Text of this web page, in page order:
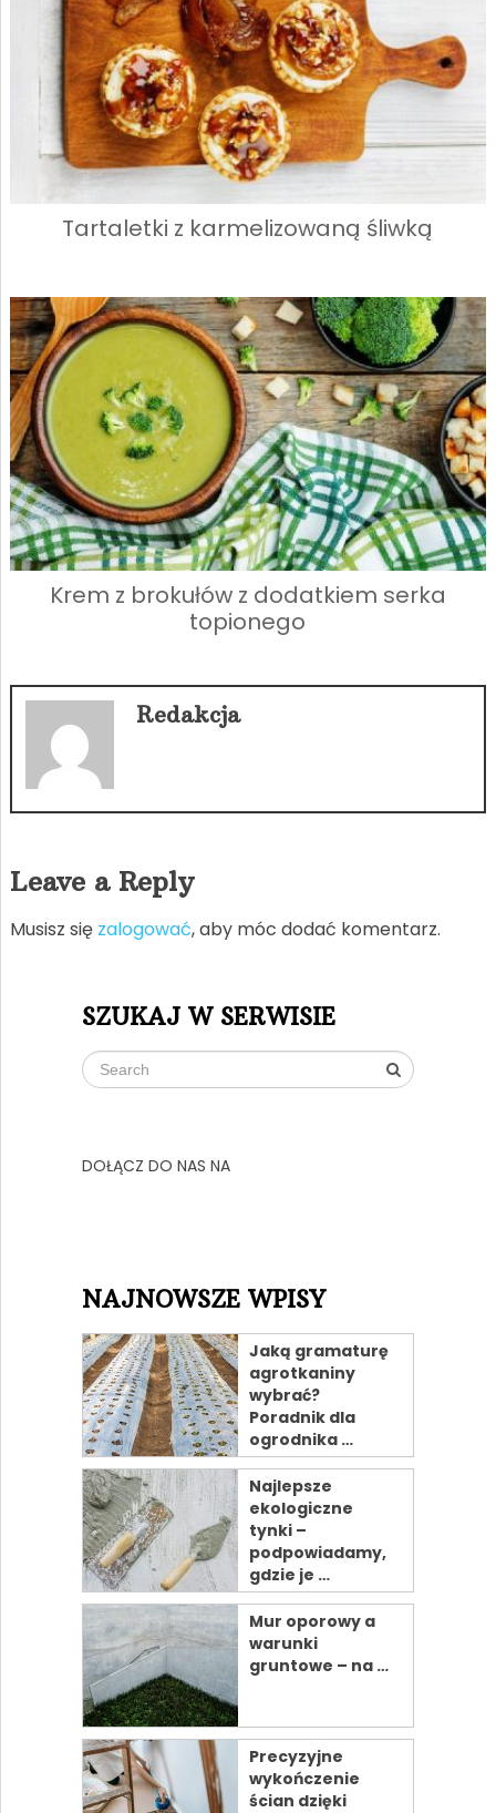
Tartaletki z karmelizowaną śliwką
Krem z brokułów z dodatkiem serka
topionego
Redakcja
Leave a Reply
Musisz się zalogować, aby móc dodać komentarz.
SZUKAJ W SERWISIE
DOŁĄCZ DO NAS NA
NAJNOWSZE WPISY
Jaką gramaturę
agrotkaniny
wybrać?
Poradnik dla
ogrodnika …
Najlepsze
ekologiczne
tynki –
podpowiadamy,
gdzie je …
Mur oporowy a
warunki
gruntowe – na …
Precyzyjne
wykończenie
ścian dzięki